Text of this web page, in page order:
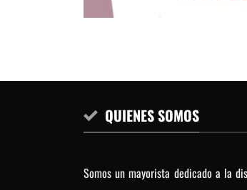
QUIENES SOMOS
Somos un mayorista dedicado a la